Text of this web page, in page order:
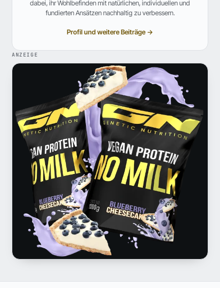
dabei, ihr Wohlbefinden mit natürlichen, individuellen und
fundierten Ansätzen nachhaltig zu verbessern.
Profil und weitere Beiträge →
ANZEIGE